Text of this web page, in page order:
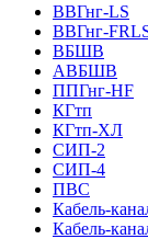
ВВГнг-LS
ВВГнг-
ВБШВ
АВБШВ
ППГнг-HF
КГтп
КГтп-ХЛ
СИП-2
СИП-4
ПВС
Кабель-
Кабель-